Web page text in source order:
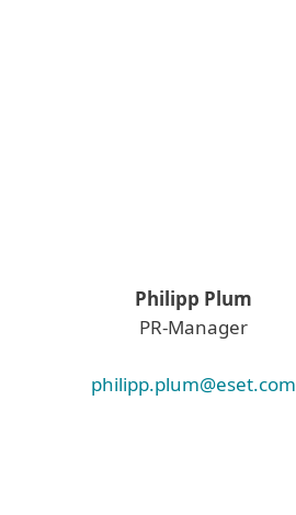
Philipp Plum
PR-Manager
philipp.plum@eset.com